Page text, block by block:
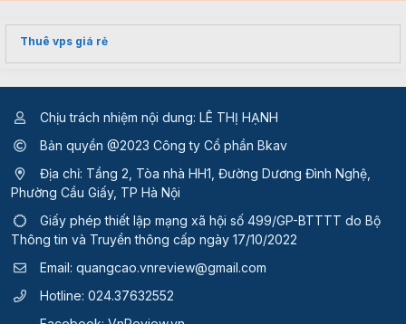
Thuê vps giá rẻ
Chịu trách nhiệm nội dung: LÊ THỊ HẠNH
Bản quyền @2023 Công ty Cổ phần Bkav
Địa chỉ: Tầng 2, Tòa nhà HH1, Đường Dương Đình Nghệ,
Phường Cầu Giấy, TP Hà Nội
Giấy phép thiết lập mạng xã hội số 499/GP-BTTTT do Bộ
Thông tin và Truyền thông cấp ngày 17/10/2022
Email: quangcao.vnreview@gmail.com
Hotline: 024.37632552